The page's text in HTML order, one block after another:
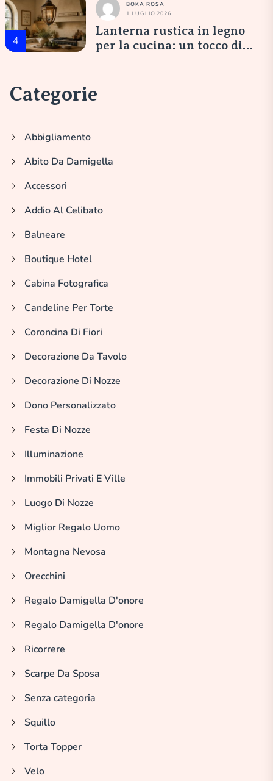
4
BOKA ROSA
1 LUGLIO 2026
Lanterna rustica in legno
per la cucina: un tocco di
Categorie
Abbigliamento
Abito Da Damigella
Accessori
Addio Al Celibato
Balneare
Boutique Hotel
Cabina Fotografica
Candeline Per Torte
Coroncina Di Fiori
Decorazione Da Tavolo
Decorazione Di Nozze
Dono Personalizzato
Festa Di Nozze
Illuminazione
Immobili Privati E Ville
Luogo Di Nozze
Miglior Regalo Uomo
Montagna Nevosa
Orecchini
Regalo Damigella D'onore
Regalo Damigella D'onore
Ricorrere
Scarpe Da Sposa
Senza categoria
Squillo
Torta Topper
Velo